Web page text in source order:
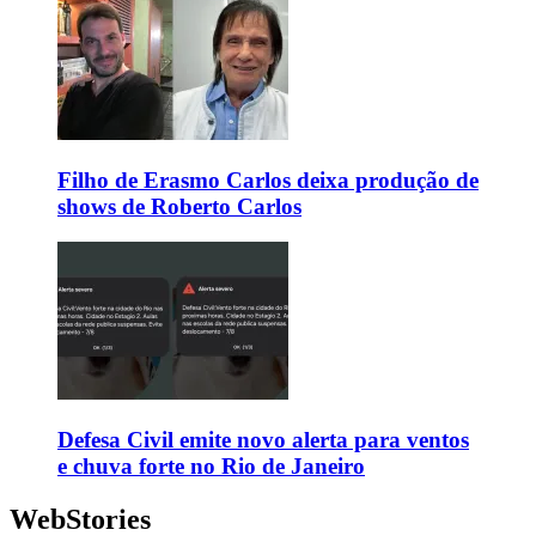
Filho de Erasmo Carlos deixa produção de
shows de Roberto Carlos
Defesa Civil emite novo alerta para ventos
e chuva forte no Rio de Janeiro
WebStories